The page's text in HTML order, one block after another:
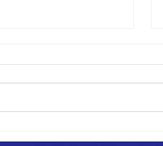
3節～第5節 試合結果